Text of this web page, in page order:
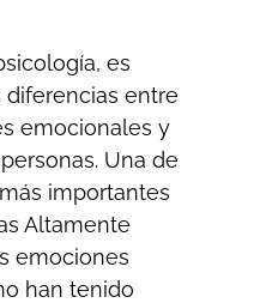
es
entre
emocionales y
Una de
importantes
Altamente
emociones
han tenido